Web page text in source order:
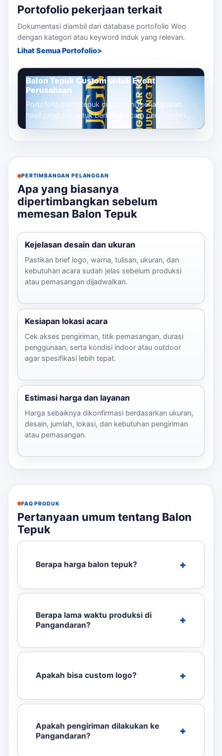
Portofolio pekerjaan terkait
Dokumentasi diambil dari database portofolio Woo
dengan kategori atau keyword induk yang relevan.
Lihat Semua Portofolio
Balon Tepuk Custom untuk Event
Perusahaan
Portofolio balon tepuk custom ini menampilkan
hasil produksi untuk berbagai acara perusahaan,
mulai dari gathering, seminar, launc...
PERTIMBANGAN PELANGGAN
Apa yang biasanya
dipertimbangkan sebelum
memesan Balon Tepuk
Kejelasan desain dan ukuran
Pastikan brief logo, warna, tulisan, ukuran, dan
kebutuhan acara sudah jelas sebelum produksi
atau pemasangan dijadwalkan.
Kesiapan lokasi acara
Cek akses pengiriman, titik pemasangan, durasi
penggunaan, serta kondisi indoor atau outdoor
agar spesifikasi lebih tepat.
Estimasi harga dan layanan
Harga sebaiknya dikonfirmasi berdasarkan ukuran,
desain, jumlah, lokasi, dan kebutuhan pengiriman
atau pemasangan.
FAQ PRODUK
Pertanyaan umum tentang Balon
Tepuk
Berapa harga balon tepuk?
Berapa lama waktu produksi di
Pangandaran?
Apakah bisa custom logo?
Apakah pengiriman dilakukan ke
Pangandaran?